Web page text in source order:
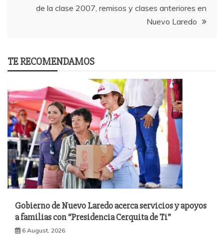
de la clase 2007, remisos y clases anteriores en
Nuevo Laredo
TE RECOMENDAMOS
Gobierno de Nuevo Laredo acerca servicios y apoyos
a familias con “Presidencia Cerquita de Ti”
6 August, 2026